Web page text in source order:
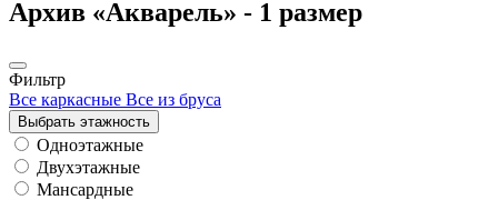
Архив «Акварель» - 1 размер
Фильтр
Все каркасные Все из бруса
Выбрать этажность
Одноэтажные
Двухэтажные
Мансардные